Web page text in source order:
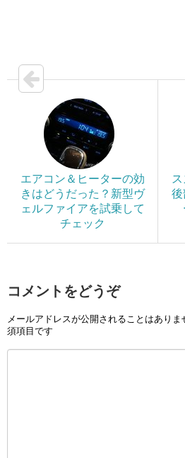
エアコン＆ヒーターの効
きはどうだった？新型ヴ
ェルファイアを試乗して
チェック
後
コメントをどうぞ
メールアドレスが公開されることはありま
須項目です